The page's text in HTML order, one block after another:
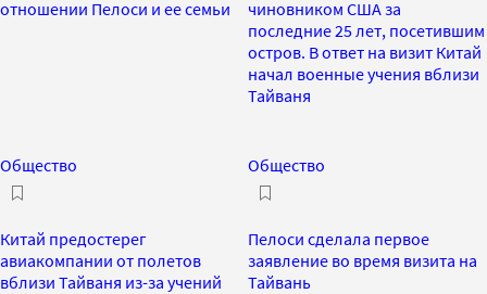
отношении Пелоси и ее семьи
чиновником США за
последние 25 лет, посетившим
остров. В ответ на визит Китай
начал военные учения вблизи
Тайваня
Общество
Китай предостерег
авиакомпании от полетов
вблизи Тайваня из-за учений
Общество
Пелоси сделала первое
заявление во время визита на
Тайвань